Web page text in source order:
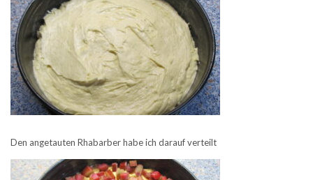
Den angetauten Rhabarber habe ich darauf verteilt